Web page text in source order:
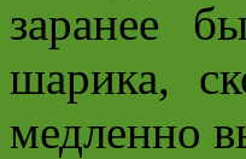
заранее
шарика,
медленно